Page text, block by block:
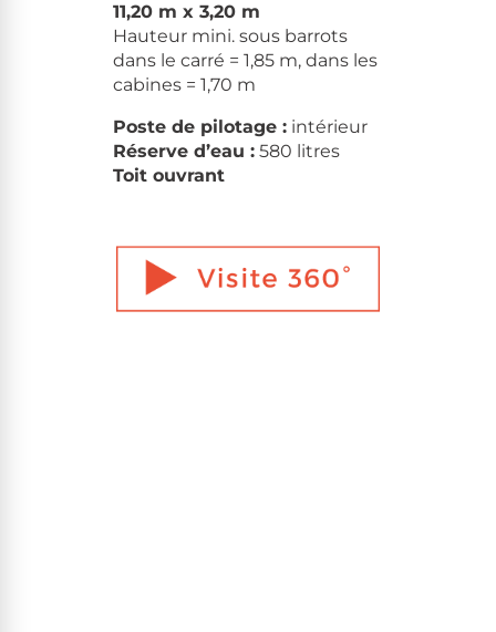
11,20 m x 3,20 m
Hauteur mini. sous barrots
dans le carré = 1,85 m, dans les
cabines = 1,70 m
Poste de pilotage : intérieur
Réserve d’eau : 580 litres
Toit ouvrant